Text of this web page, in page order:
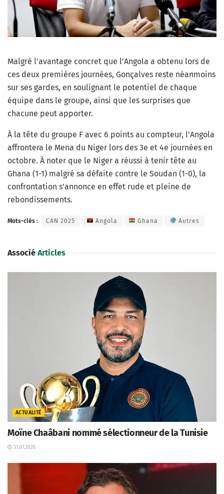
Malgré l’avantage concret que l’Angola a obtenu lors de
ces deux premières journées, Gonçalves reste néanmoins
sur ses gardes, en soulignant le potentiel de chaque
équipe dans le groupe, ainsi que les surprises que
chacune peut apporter.
À la tête du groupe F avec 6 points au compteur, l’Angola
affrontera le Mena du Niger lors des 3e et 4e journées en
octobre. À noter que le Niger a réussi à tenir tête au
Ghana (1-1) malgré sa défaite contre le Soudan (1-0), la
confrontation s’annonce en effet rude et pleine de
rebondissements.
Mots-clés : CAN 2025 Angola Ghana Autres
Associé Articles
ACTUALITÉ
Moïne Chaâbani nommé sélectionneur de la Tunisie
31.07.2026